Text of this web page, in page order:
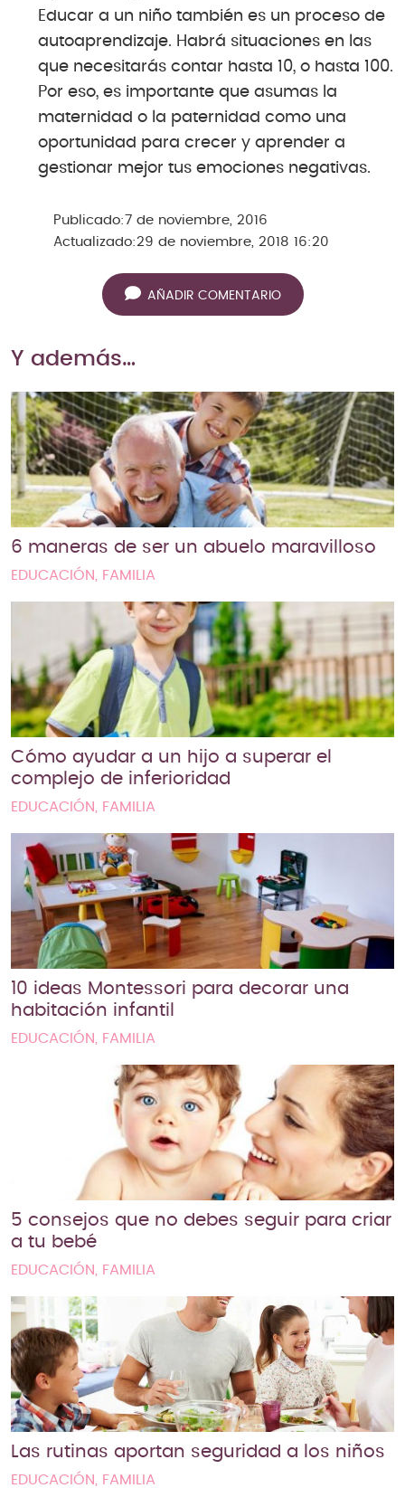
Educar a un niño también es un proceso de
autoaprendizaje. Habrá situaciones en las
que necesitarás contar hasta 10, o hasta 100.
Por eso, es importante que asumas la
maternidad o la paternidad como una
oportunidad para crecer y aprender a
gestionar mejor tus emociones negativas.
Publicado: 7 de noviembre, 2016
Actualizado: 29 de noviembre, 2018 16:20
AÑADIR COMENTARIO
Y además…
6 maneras de ser un abuelo maravilloso
EDUCACIÓN, FAMILIA
Cómo ayudar a un hijo a superar el
complejo de inferioridad
EDUCACIÓN, FAMILIA
10 ideas Montessori para decorar una
habitación infantil
EDUCACIÓN, FAMILIA
5 consejos que no debes seguir para criar
a tu bebé
EDUCACIÓN, FAMILIA
Las rutinas aportan seguridad a los niños
EDUCACIÓN, FAMILIA